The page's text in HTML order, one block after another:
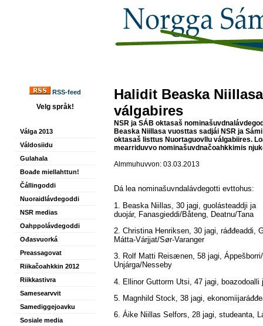
RSS-feed
Velg språk!
Válga 2013
Váldosiidu
Gulahala
Boađe miellahttun!
Čállingoddi
Nuoraidlávdegoddi
NSR medias
Oahppolávdegoddi
Ođasvuorká
Preassagovat
Riikačoahkkin 2012
Riikkastivra
Samesearvvit
Samediggejoavku
Sosiale media
Halidit Beaska
válgabires
NSR ja SÁB oktasaš
Beaska Niillasa vuosttas sadjái NSR ja
oktasaš listtus Nuortaguovllu válgabiires.
mearriduvvo nominašuvdnačoahkkimis
Almmuhuvvon: 03.03.2013
Dá lea nominašuvndalávdegotti evttohus:
1. Beaska Niillas, 30 jagi, guolásteaddji ja
duojár, Fanasgieddi/Båteng, Deatnu/Tana
2. Christina Henriksen, 30 jagi, ráđđeaddi,
Mátta-Várjjat/Sør-Varanger
3. Rolf Matti Reisænen, 58 jagi,
Unjárga/Nesseby
4. Ellinor Guttorm Utsi, 47 jagi, boazodoalli
5. Magnhild Stock, 38 jagi,
6. Áike Niillas Selfors, 28 jagi, studeanta,